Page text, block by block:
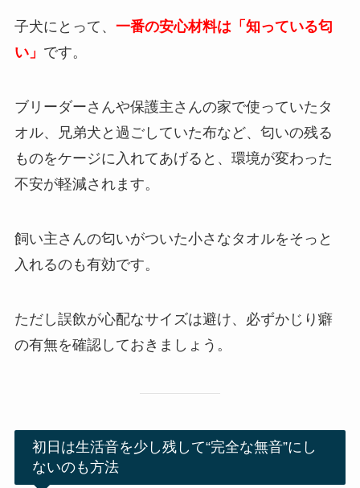
子犬にとって、 一番の安心材料は「知っている匂
い」 です。
ブリーダーさんや保護主さんの家で使っていたタ
オル、兄弟犬と過ごしていた布など、匂いの残る
ものをケージに入れてあげると、環境が変わった
不安が軽減されます。
飼い主さんの匂いがついた小さなタオルをそっと
入れるのも有効です。
ただし誤飲が心配なサイズは避け、必ずかじり癖
の有無を確認しておきましょう。
初日は生活音を少し残して“完全な無音”にし
ないのも方法